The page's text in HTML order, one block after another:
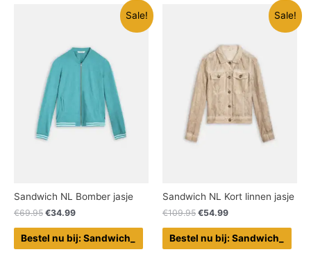
Sale!
Sandwich NL Bomber jasje
€69.95 €34.99
Bestel nu bij: Sandwich_
Sale!
Sandwich NL Kort linnen jasje
€109.95 €54.99
Bestel nu bij: Sandwich_